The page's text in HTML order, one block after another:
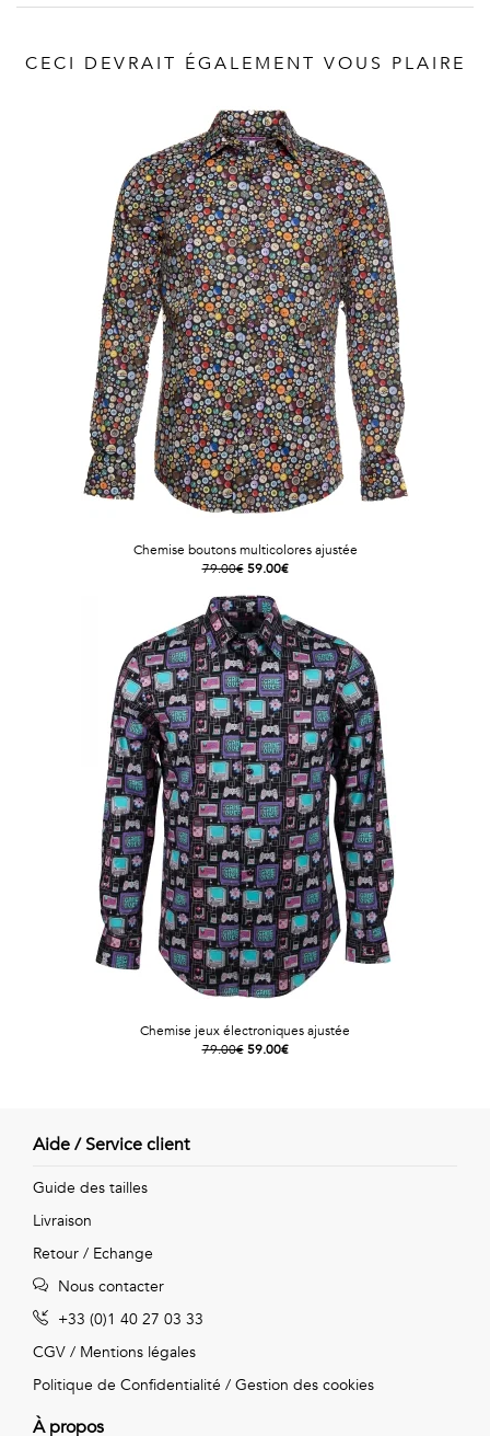
tout
CECI DEVRAIT ÉGALEMENT VOUS PLAIRE
Chemise boutons multicolores ajustée
79.00€ 59.00€
Chemise jeux électroniques ajustée
79.00€ 59.00€
Aide / Service client
Guide des tailles
Livraison
Retour / Echange
Nous contacter
+33 (0)1 40 27 03 33
CGV / Mentions légales
Politique de Confidentialité / Gestion des cookies
À propos